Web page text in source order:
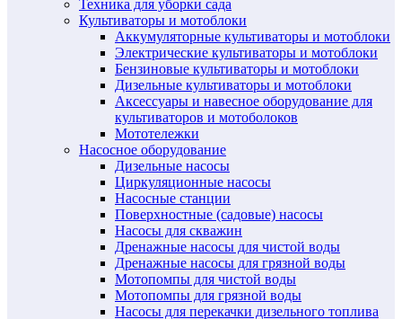
Техника для уборки сада
Культиваторы и мотоблоки
Аккумуляторные культиваторы и мотоблоки
Электрические культиваторы и мотоблоки
Бензиновые культиваторы и мотоблоки
Дизельные культиваторы и мотоблоки
Аксессуары и навесное оборудование для
культиваторов и мотоболоков
Мототележки
Насосное оборудование
Дизельные насосы
Циркуляционные насосы
Насосные станции
Поверхностные (садовые) насосы
Насосы для скважин
Дренажные насосы для чистой воды
Дренажные насосы для грязной воды
Мотопомпы для чистой воды
Мотопомпы для грязной воды
Насосы для перекачки дизельного топлива